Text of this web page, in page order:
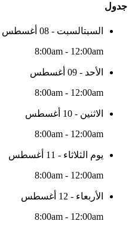
جدول
السبتالسبت - 08 أغسطس
8:00am - 12:00am
الأحد - 09 أغسطس
8:00am - 12:00am
الاثنين - 10 أغسطس
8:00am - 12:00am
يوم الثلاثاء - 11 أغسطس
8:00am - 12:00am
الأربعاء - 12 أغسطس
8:00am - 12:00am